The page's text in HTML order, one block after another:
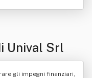
Unival Srl
gli impegni finanziari,